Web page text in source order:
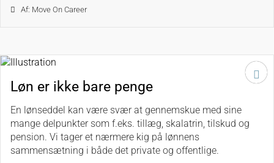
Af: Move On Career
Løn er ikke bare penge
En lønseddel kan være svær at gennemskue med sine
mange delpunkter som f.eks. tillæg, skalatrin, tilskud og
pension. Vi tager et nærmere kig på lønnens
sammensætning i både det private og offentlige.